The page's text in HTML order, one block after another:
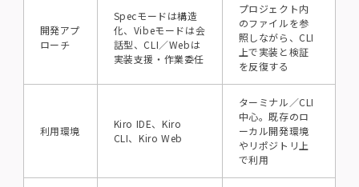
開発アプ
ローチ
Specモードは構造
化、Vibeモードは会
話型、CLI／Webは
実装支援・作業委任
プロジェクト内
のファイルを参
照しながら、CLI
上で実装と検証
を反復する
利用環境
Kiro IDE、Kiro
CLI、Kiro Web
ターミナル／CLI
中心。既存のロ
ーカル開発環境
やリポジトリ上
で利用